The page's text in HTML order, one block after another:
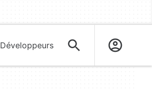
Développeurs